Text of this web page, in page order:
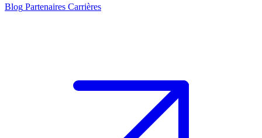
Blog Partenaires Carrières